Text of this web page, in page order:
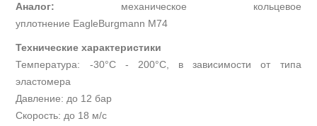
Аналог:
механическое кольцевое
уплотнение EagleBurgmann M74
Технические характеристики
Температура: -30°С - 200°С, в зависимости от типа
эластомера
Давление: до 12 бар
Скорость: до 18 м/с